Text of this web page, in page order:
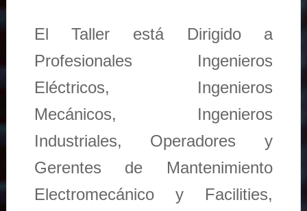
El Taller está Dirigido a
Profesionales Ingenieros
Eléctricos, Ingenieros
Mecánicos, Ingenieros
Industriales, Operadores y
Gerentes de Mantenimiento
Electromecánico y Facilities,